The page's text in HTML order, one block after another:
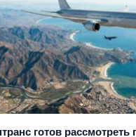
готов